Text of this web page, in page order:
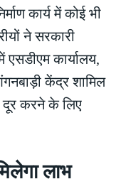
कार्य में कोई भी
ने सरकारी
एसडीएम कार्यालय,
केंद्र शामिल
दूर करने के लिए
लाभ